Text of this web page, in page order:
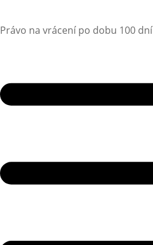
Právo na vrácení po dobu 100 dní